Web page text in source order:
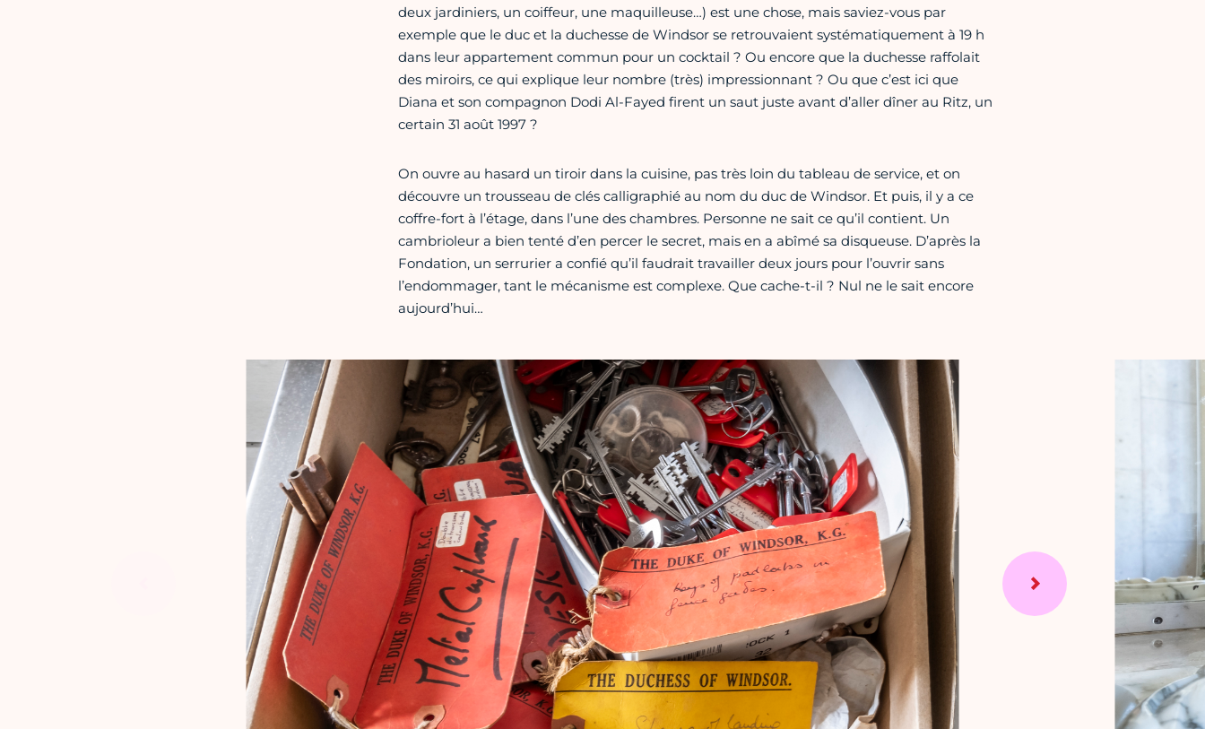
deux jardiniers, un coiffeur, une maquilleuse…) est une chose, mais saviez-vous par
exemple que le duc et la duchesse de Windsor se retrouvaient systématiquement à 19 h
dans leur appartement commun pour un cocktail ? Ou encore que la duchesse raffolait
des miroirs, ce qui explique leur nombre (très) impressionnant ? Ou que c’est ici que
Diana et son compagnon Dodi Al-Fayed firent un saut juste avant d’aller dîner au Ritz, un
certain 31 août 1997 ?
On ouvre au hasard un tiroir dans la cuisine, pas très loin du tableau de service, et on
découvre un trousseau de clés calligraphié au nom du duc de Windsor. Et puis, il y a ce
coffre-fort à l’étage, dans l’une des chambres. Personne ne sait ce qu’il contient. Un
cambrioleur a bien tenté d’en percer le secret, mais en a abîmé sa disqueuse. D’après la
Fondation, un serrurier a confié qu’il faudrait travailler deux jours pour l’ouvrir sans
l’endommager, tant le mécanisme est complexe. Que cache-t-il ? Nul ne le sait encore
aujourd’hui…